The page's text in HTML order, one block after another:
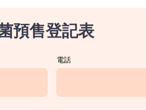
預售登記表
電話